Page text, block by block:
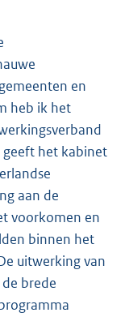
en
heb ik het
geeft het kabinet
aan de
voorkomen en
binnen het
uitwerking van
brede